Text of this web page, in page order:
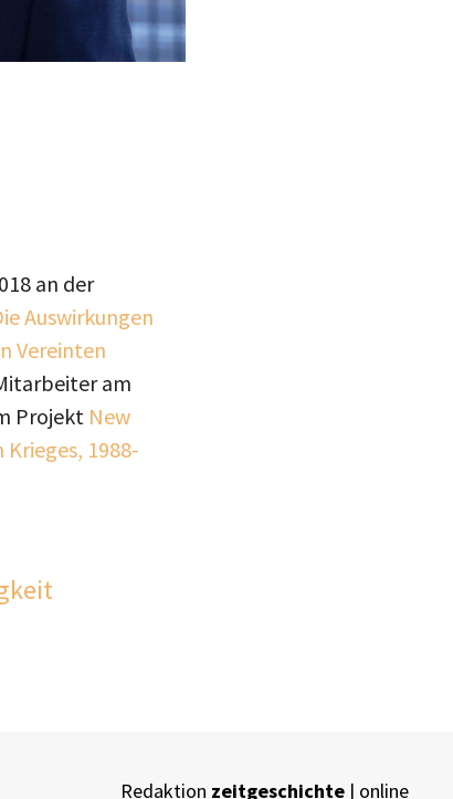
an der
Auswirkungen
Vereinten
am
Projekt New
1988-
Redaktion zeitgeschichte | online